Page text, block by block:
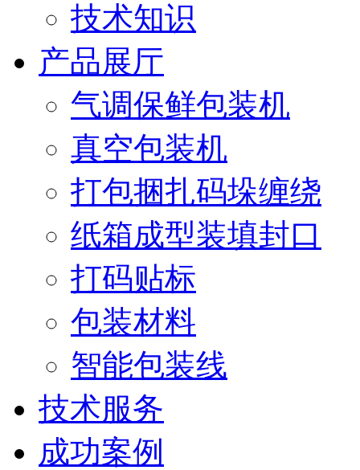
技术知识
产品展厅
气调保鲜包装机
真空包装机
打包捆扎码垛缠绕
纸箱成型装填封口
打码贴标
包装材料
智能包装线
技术服务
成功案例